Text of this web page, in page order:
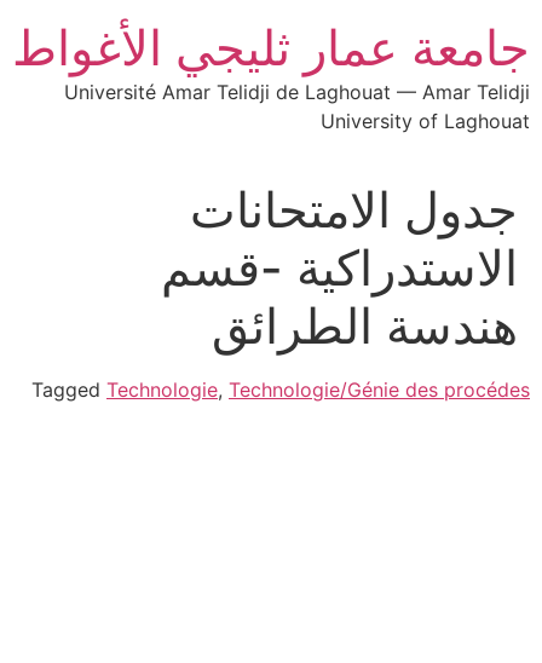
جامعة عمار ثليجي الأغواط
Université Amar Telidji de Laghouat — Amar Telidji
University of Laghouat
جدول الامتحانات
الاستدراكية -قسم
هندسة الطرائق
Tagged Technologie, Technologie/Génie des procédes